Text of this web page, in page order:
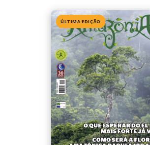
Edição 155· Julho 2026
📖 Ler agora
Mais lidas da semana